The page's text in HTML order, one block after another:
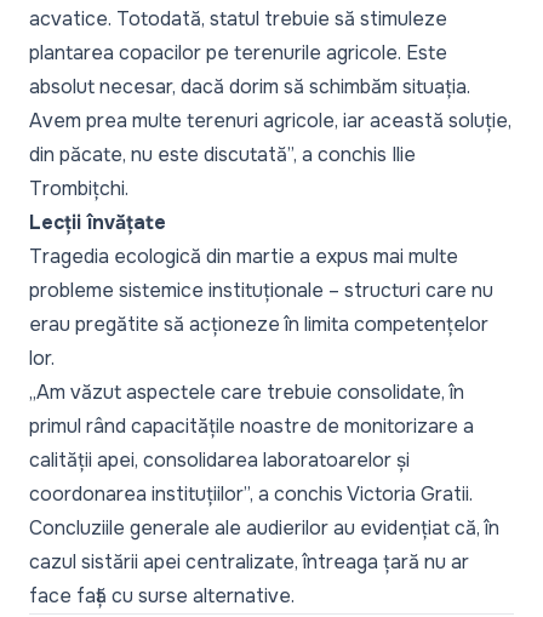
acvatice. Totodată, statul trebuie să stimuleze
plantarea copacilor pe terenurile agricole. Este
absolut necesar, dacă dorim să schimbăm situația.
Avem prea multe terenuri agricole, iar această soluție,
din păcate, nu este discutată”, a conchis Ilie
Trombițchi.
Lecții învățate
Tragedia ecologică din martie a expus mai multe
probleme sistemice instituționale – structuri care nu
erau pregătite să acționeze în limita competențelor
lor.
„Am văzut aspectele care trebuie consolidate, în
primul rând capacitățile noastre de monitorizare a
calității apei, consolidarea laboratoarelor și
coordonarea instituțiilor”, a conchis Victoria Gratii.
Concluziile generale ale audierilor au evidențiat că, în
cazul sistării apei centralizate, întreaga țară nu ar
face față cu surse alternative.